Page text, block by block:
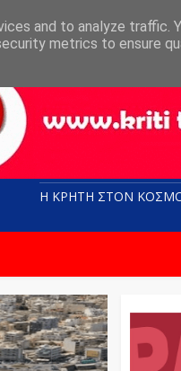
Η ΚΡΗΤΗ ΣΤΟN
and to analyze traffic.
metrics to ensure